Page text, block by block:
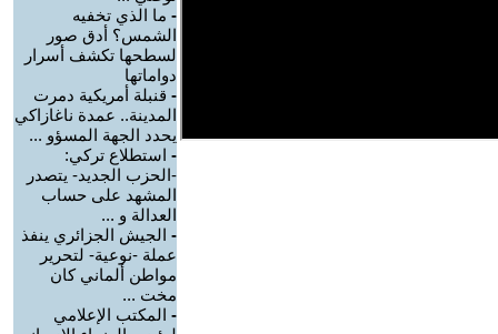
- ما الذي تخفيه
الشمس؟ أدق صور
لسطحها تكشف أسرار
دواماتها
- قنبلة أمريكية دمرت
المدينة.. عمدة ناغازاكي
يحدد الجهة المسؤو ...
- استطلاع تركي:
-الحزب الجديد- يتصدر
المشهد على حساب
العدالة و ...
- الجيش الجزائري ينفذ
عملة -نوعية- لتحرير
مواطن ألماني كان
مخت ...
- المكتب الإعلامي